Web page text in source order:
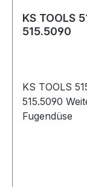
KS TOOLS
515.5090
KS TOOLS
515.5090 Weitere Produkte im Bereich
Fugendüse